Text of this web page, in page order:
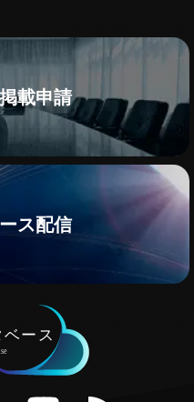
載申請
ス配信